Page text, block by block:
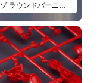
※「PLAMAX MF-82minimum factory ネオファム & ディゾ ラウンドバーニアンカラーVer.」以外は付属いたしません。